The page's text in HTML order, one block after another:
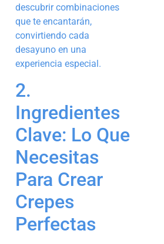
descubrir combinaciones
que te encantarán,
convirtiendo cada
desayuno en una
experiencia especial.
2.
Ingredientes
Clave: Lo Que
Necesitas
Para Crear
Crepes
Perfectas